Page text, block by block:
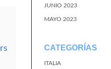
JUNIO 2023
MAYO 2023
CATEGORÍAS
ITALIA